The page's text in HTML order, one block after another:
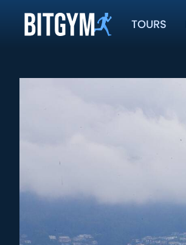
TOURS